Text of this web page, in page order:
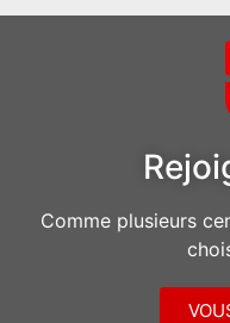
Comme plusieurs